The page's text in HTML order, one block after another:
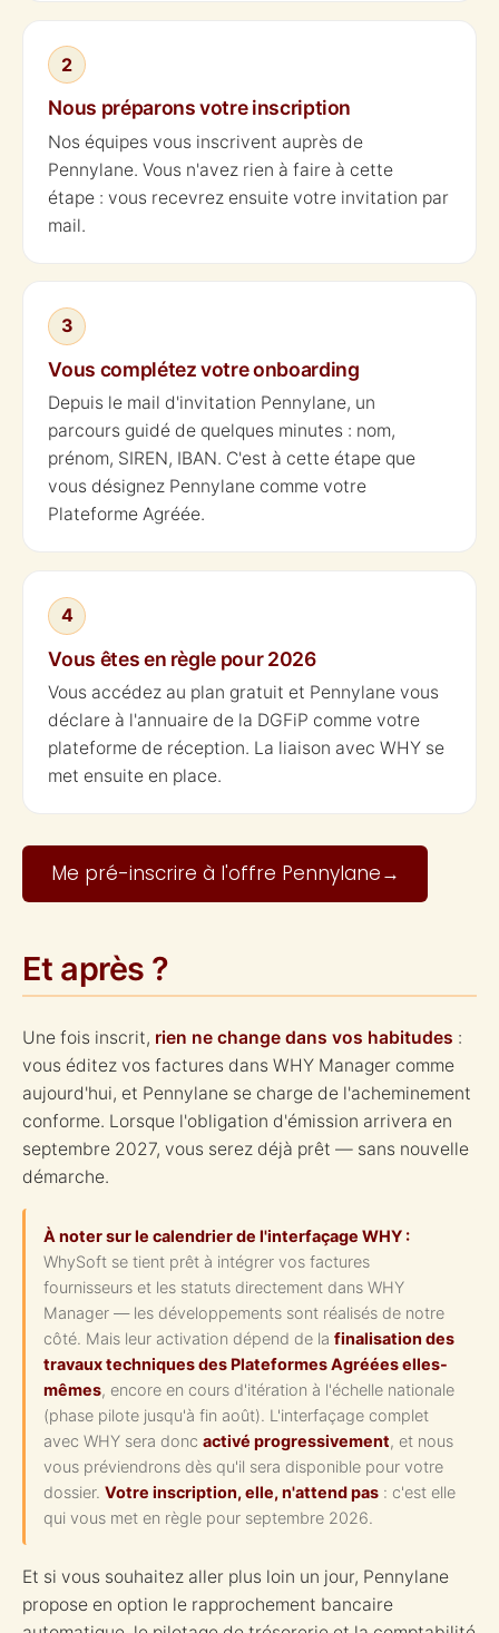
2
Nous préparons votre inscription
Nos équipes vous inscrivent auprès de
Pennylane. Vous n'avez rien à faire à cette
étape : vous recevrez ensuite votre invitation par
mail.
3
Vous complétez votre onboarding
Depuis le mail d'invitation Pennylane, un
parcours guidé de quelques minutes : nom,
prénom, SIREN, IBAN. C'est à cette étape que
vous désignez Pennylane comme votre
Plateforme Agréée.
4
Vous êtes en règle pour 2026
Vous accédez au plan gratuit et Pennylane vous
déclare à l'annuaire de la DGFiP comme votre
plateforme de réception. La liaison avec WHY se
met ensuite en place.
Me pré-inscrire à l'offre Pennylane→
Et après ?
Une fois inscrit, rien ne change dans vos habitudes :
vous éditez vos factures dans WHY Manager comme
aujourd'hui, et Pennylane se charge de l'acheminement
conforme. Lorsque l'obligation d'émission arrivera en
septembre 2027, vous serez déjà prêt — sans nouvelle
démarche.
À noter sur le calendrier de l'interfaçage WHY :
WhySoft se tient prêt à intégrer vos factures
fournisseurs et les statuts directement dans WHY
Manager — les développements sont réalisés de notre
côté. Mais leur activation dépend de la finalisation des
travaux techniques des Plateformes Agréées elles-
mêmes, encore en cours d'itération à l'échelle nationale
(phase pilote jusqu'à fin août). L'interfaçage complet
avec WHY sera donc activé progressivement, et nous
vous préviendrons dès qu'il sera disponible pour votre
dossier. Votre inscription, elle, n'attend pas : c'est elle
qui vous met en règle pour septembre 2026.
Et si vous souhaitez aller plus loin un jour, Pennylane
propose en option le rapprochement bancaire